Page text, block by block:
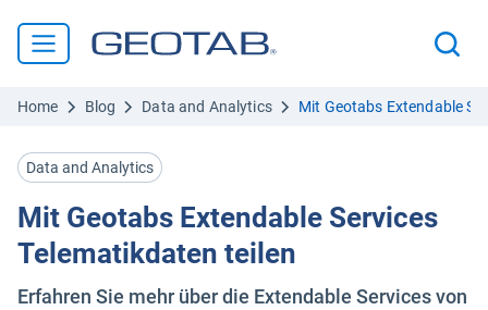
Home Blog Data and Analytics Mit Geotabs Extendable
Data and Analytics
Mit Geotabs Extendable Services
Telematikdaten teilen
Erfahren Sie mehr über die Extendable Services von